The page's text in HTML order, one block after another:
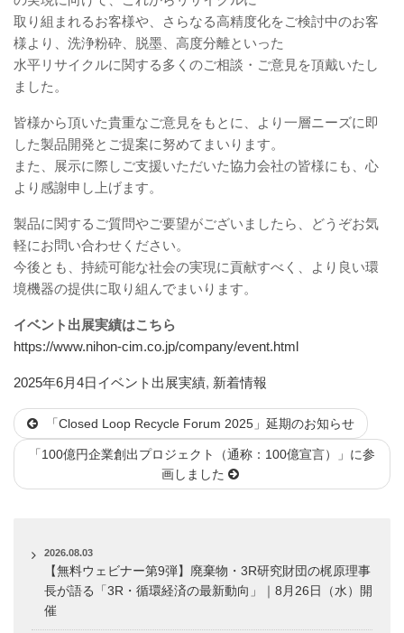
取り組まれるお客様や、さらなる高精度化をご検討中のお客
様より、洗浄粉砕、脱墨、高度分離といった
水平リサイクルに関する多くのご相談・ご意見を頂戴いたし
ました。
皆様から頂いた貴重なご意見をもとに、より一層ニーズに即
した製品開発とご提案に努めてまいります。
また、展示に際しご支援いただいた協力会社の皆様にも、心
より感謝申し上げます。
製品に関するご質問やご要望がございましたら、どうぞお気
軽にお問い合わせください。
今後とも、持続可能な社会の実現に貢献すべく、より良い環
境機器の提供に取り組んでまいります。
イベント出展実績はこちら
https://www.nihon-cim.co.jp/company/event.html
投
日:
2025年6月4日カ
ゴ
リ
イベント出展実績, 新着情報
「Closed Loop Recycle Forum 2025」延期のお知らせ
「100億円企業創出プロジェクト（通称：100億宣言）」に参
画しました
2026.08.03
【無料ウェビナー第9弾】廃棄物・3R研究財団の梶原理事
長が語る「3R・循環経済の最新動向」｜8月26日（水）開
催